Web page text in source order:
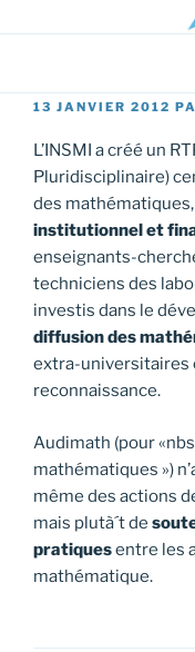
au
principal
Association pour
PUBLIÉ
13 JANVIER 2012
L’INSMI a créé un
Pluridisciplinaire)
des
institutionnel et
enseignants-
techniciens des
investis dans le
diffusion des
extra-universitaires
reconnaissance.
Audimath (pour
mathématiques »)
même des actions
mais plutà´t de
pratiquesentre les
mathématique.